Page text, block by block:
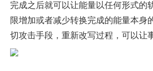
完成之后就可以让能量以任何形式的
限增加或者减少转换完成的能量本身
切攻击手段，重新改写过程，可以让